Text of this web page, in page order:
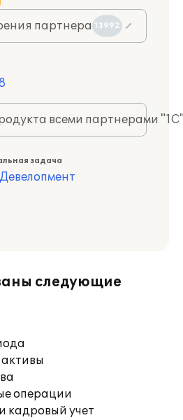
партнера 13992
всеми партнерами
задача
Девелопмент
следующие
операции
кадровый учет